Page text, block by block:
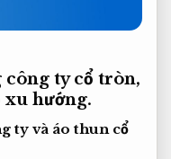
ty cổ tròn,
xu hướng.
ty và áo thun cổ